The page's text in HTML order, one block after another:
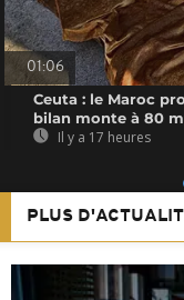
01:06
Ceuta : le Maroc
bilan monte à 80
Il y a 17 heures
PLUS